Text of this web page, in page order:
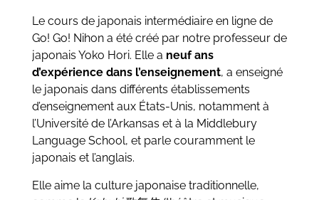
Le cours de japonais intermédiaire en ligne de
Go! Go! Nihona été créé par notre professeur de
japonais Yoko Hori. Elle a neuf ans
d’expérience dans l’enseignement, a enseigné
le japonais dans différents établissements
d’enseignement aux États-Unis, notamment à
l’Université de l’Arkansas et à la Middlebury
Language School, et parle couramment le
japonais et l’anglais.
Elle aime la culture japonaise traditionnelle,